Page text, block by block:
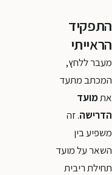
התפקיד
הראייתי
מעבר ללחץ,
המכתב מתעד
אתמועד
הדרישה. זה
משפיע בין
השאר על מועד
תחילת ריבית